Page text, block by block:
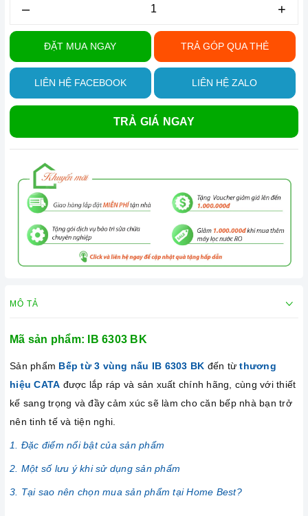
– +
ĐẶT MUA NGAY TRẢ GÓP QUA THẺ
LIÊN HỆ FACEBOOK LIÊN HỆ ZALO
TRẢ GIÁ NGAY
MÔ TẢ
Mã sản phẩm: IB 6303 BK
Sản phẩm Bếp từ 3 vùng nấu IB 6303 BK đến từthương
hiệu CATA được lắp ráp và sản xuất chính hãng, cùng với thiết
kế sang trọng và đầy cảm xúc sẽ làm cho căn bếp nhà bạn trở
nên tinh tế và tiện nghi.
1. Đặc điểm nổi bật của sản phẩm
2. Một số lưu ý khi sử dụng sản phẩm
3. Tại sao nên chọn mua sản phẩm tại Home Best?